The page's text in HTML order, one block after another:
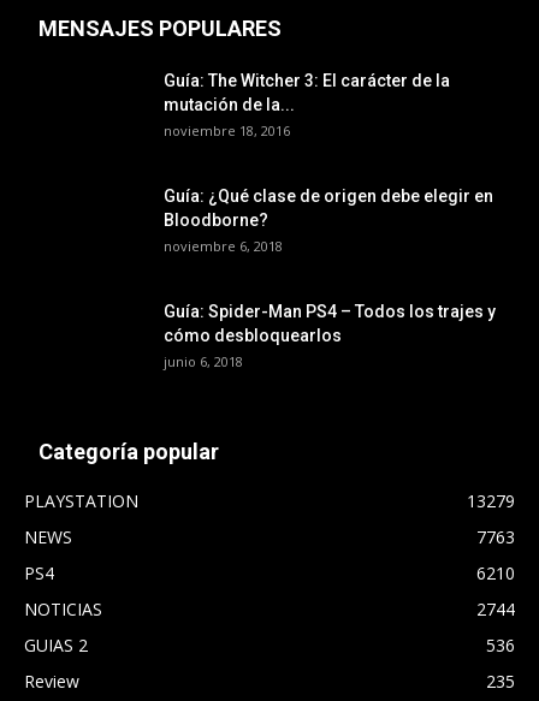
MENSAJES POPULARES
Guía: The Witcher 3: El carácter de la
mutación de la...
noviembre 18, 2016
Guía: ¿Qué clase de origen debe elegir en
Bloodborne?
noviembre 6, 2018
Guía: Spider-Man PS4 – Todos los trajes y
cómo desbloquearlos
junio 6, 2018
Categoría popular
PLAYSTATION
13279
NEWS
7763
PS4
6210
NOTICIAS
2744
GUIAS 2
536
Review
235